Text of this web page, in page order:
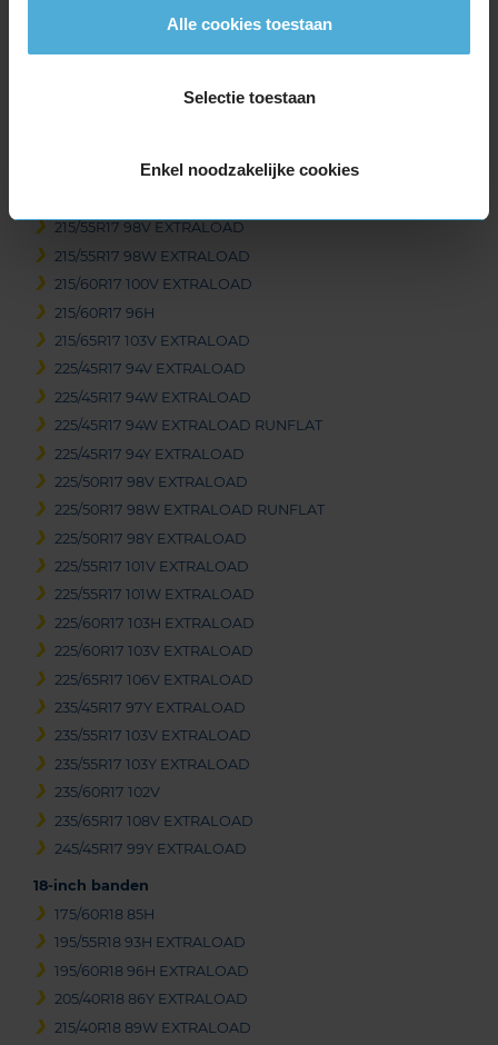
Alle cookies toestaan
Selectie toestaan
Enkel noodzakelijke cookies
215/40R17 87V EXTRALOAD
215/40R17 87Y EXTRALOAD
215/55R17 94V
215/55R17 98V EXTRALOAD
215/55R17 98W EXTRALOAD
215/60R17 100V EXTRALOAD
215/60R17 96H
215/65R17 103V EXTRALOAD
225/45R17 94V EXTRALOAD
225/45R17 94W EXTRALOAD
225/45R17 94W EXTRALOAD RUNFLAT
225/45R17 94Y EXTRALOAD
225/50R17 98V EXTRALOAD
225/50R17 98W EXTRALOAD RUNFLAT
225/50R17 98Y EXTRALOAD
225/55R17 101V EXTRALOAD
225/55R17 101W EXTRALOAD
225/60R17 103H EXTRALOAD
225/60R17 103V EXTRALOAD
225/65R17 106V EXTRALOAD
235/45R17 97Y EXTRALOAD
235/55R17 103V EXTRALOAD
235/55R17 103Y EXTRALOAD
235/60R17 102V
235/65R17 108V EXTRALOAD
245/45R17 99Y EXTRALOAD
18-inch banden
175/60R18 85H
195/55R18 93H EXTRALOAD
195/60R18 96H EXTRALOAD
205/40R18 86Y EXTRALOAD
215/40R18 89W EXTRALOAD